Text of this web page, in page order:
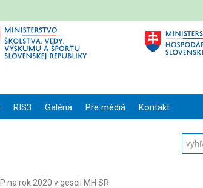
RIS3 Galéria Pre médiá Kontakt
rok 2020 v gescii MH SR